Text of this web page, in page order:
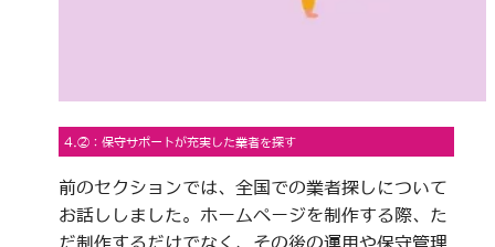
4.②：保守サポートが充実した業者を探す
前のセクションでは、全国での業者探しについて
お話ししました。ホームページを制作する際、た
だ制作するだけでなく、その後の運用や保守管理